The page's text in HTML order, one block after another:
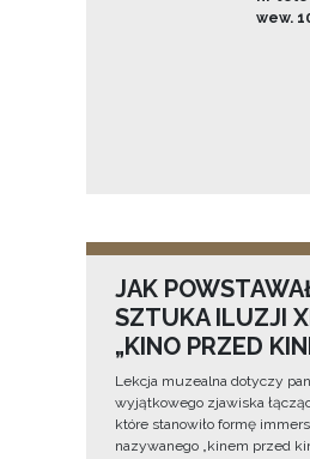
wew.
JAK
SZTUKA ILUZJI
„KINO PRZED
Lekcja muzealna dotyczy
wyjątkowego zjawiska
które stanowiło formę
nazywanego „kinem przed